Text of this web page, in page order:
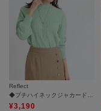
Reflect
¥3,190